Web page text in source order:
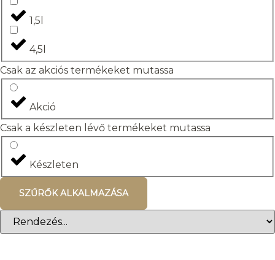
1,5l
4,5l
Csak az akciós termékeket mutassa
Akció
Csak a készleten lévő termékeket mutassa
Készleten
SZŰRŐK ALKALMAZÁSA